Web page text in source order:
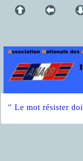
" Le mot résister